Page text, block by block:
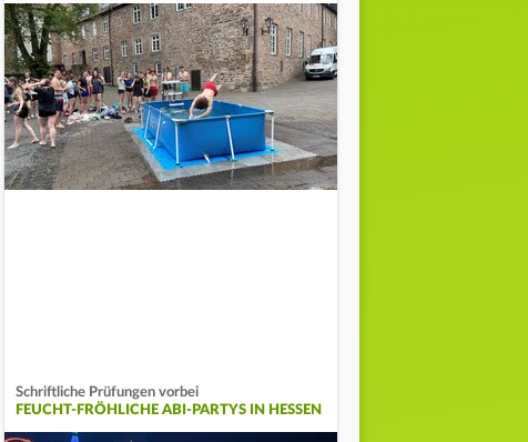
Schriftliche Prüfungen vorbei
FEUCHT-FRÖHLICHE ABI-PARTYS IN HESSEN